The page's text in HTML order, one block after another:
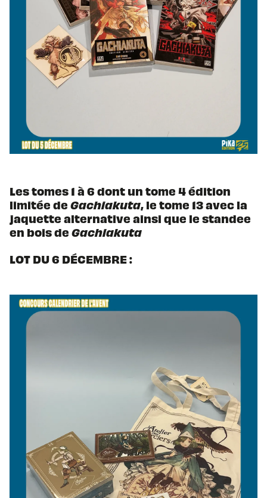
Les tomes 1 à 6 dont un tome 4 édition
limitée de Gachiakuta, le tome 13 avec la
jaquette alternative ainsi que le standee
en bois de Gachiakuta
LOT DU 6 DÉCEMBRE :